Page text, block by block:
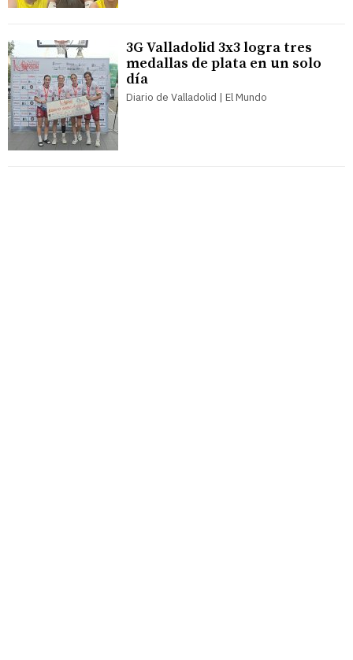
3G Valladolid 3x3 logra tres
medallas de plata en un solo
día
Diario de Valladolid | El Mundo